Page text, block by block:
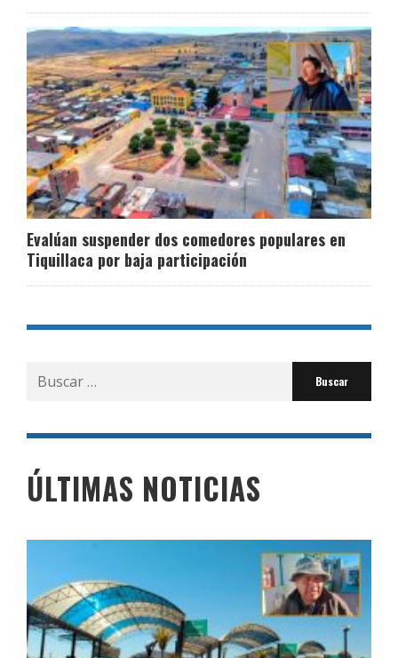
Evalúan suspender dos comedores populares en
Tiquillaca por baja participación
Buscar
por:
ÚLTIMAS NOTICIAS